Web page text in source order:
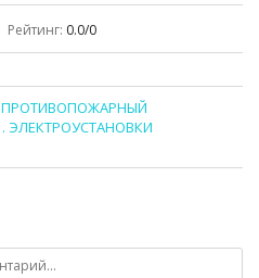
Рейтинг: 0.0/0
ПРОТИВОПОЖАРНЫЙ
ЭЛЕКТРОУСТАНОВКИ